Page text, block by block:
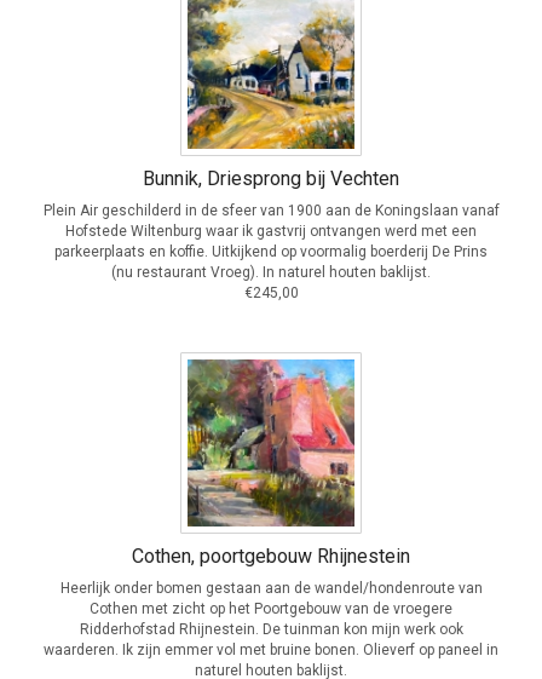
Bunnik, Driesprong bij Vechten
Plein Air geschilderd in de sfeer van 1900 aan de Koningslaan vanaf
Hofstede Wiltenburg waar ik gastvrij ontvangen werd met een
parkeerplaats en koffie. Uitkijkend op voormalig boerderij De Prins
(nu restaurant Vroeg). In naturel houten baklijst.
€245,00
Cothen, poortgebouw Rhijnestein
Heerlijk onder bomen gestaan aan de wandel/hondenroute van
Cothen met zicht op het Poortgebouw van de vroegere
Ridderhofstad Rhijnestein. De tuinman kon mijn werk ook
waarderen. Ik zijn emmer vol met bruine bonen. Olieverf op paneel in
naturel houten baklijst.